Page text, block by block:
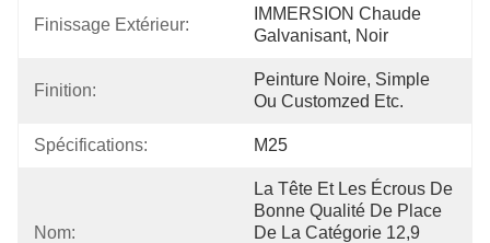
Finissage Extérieur:
IMMERSION Chaude
Galvanisant, Noir
Finition:
Peinture Noire, Simple
Ou Customzed Etc.
Spécifications: M25
Nom:
La Tête Et Les Écrous De
Bonne Qualité De Place
De La Catégorie 12,9